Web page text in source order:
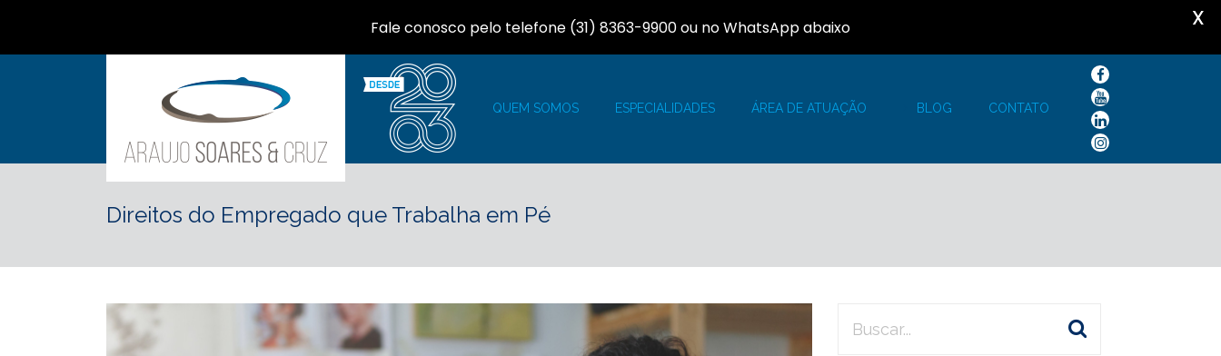
QUEM SOMOS ESPECIALIDADES ÁREA DE ATUAÇÃO BLOG CONTATO
Direitos do Empregado que Trabalha em Pé
Fale conosco pelo telefone (31) 8363-9900 ou no WhatsApp abaixo X